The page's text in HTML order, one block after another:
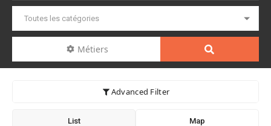
Métiers
Advanced Filter
List Map